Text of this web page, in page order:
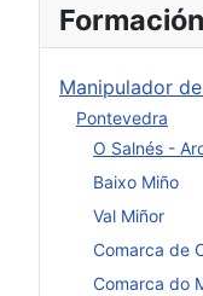
Manipulador
Pontevedra
O Salnés -
Baixo Miño
Val Miñor
Comarca de
Comarca do